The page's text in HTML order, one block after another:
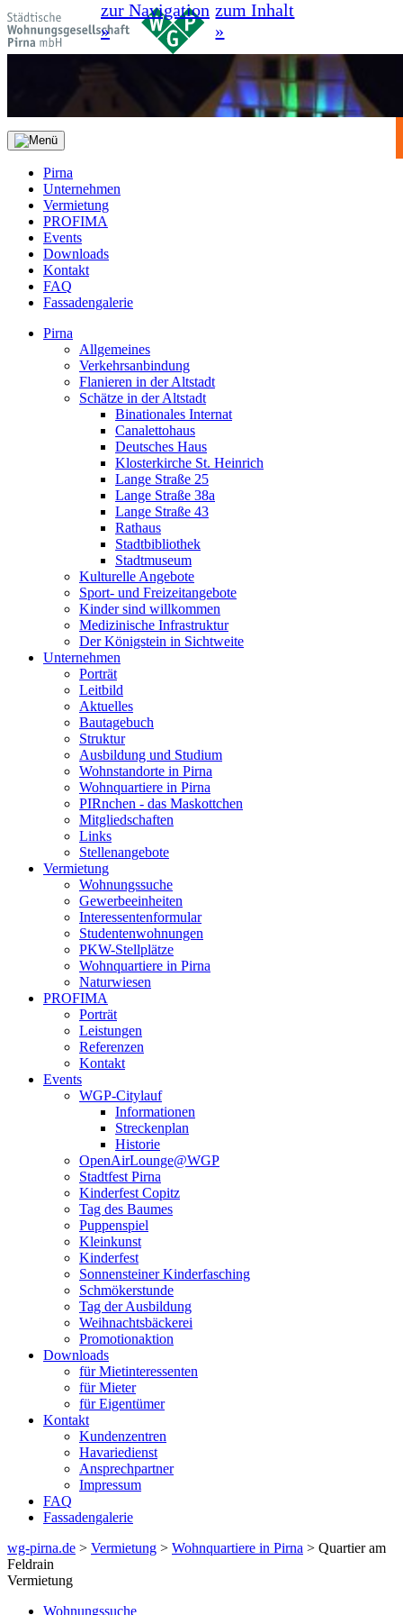
zur Navigation
»
zum Inhalt
»
Pirna
Unternehmen
Vermietung
PROFIMA
Events
Downloads
Kontakt
FAQ
Fassadengalerie
Pirna
Allgemeines
Verkehrsanbindung
Flanieren in der Altstadt
Schätze in der Altstadt
Binationales Internat
Canalettohaus
Deutsches Haus
Klosterkirche St. Heinrich
Lange Straße 25
Lange Straße 38a
Lange Straße 43
Rathaus
Stadtbibliothek
Stadtmuseum
Kulturelle Angebote
Sport- und Freizeitangebote
Kinder sind willkommen
Medizinische Infrastruktur
Der Königstein in Sichtweite
Unternehmen
Porträt
Leitbild
Aktuelles
Bautagebuch
Struktur
Ausbildung und Studium
Wohnstandorte in Pirna
Wohnquartiere in Pirna
PIRnchen - das Maskottchen
Mitgliedschaften
Links
Stellenangebote
Vermietung
Wohnungssuche
Gewerbeeinheiten
Interessentenformular
Studentenwohnungen
PKW-Stellplätze
Wohnquartiere in Pirna
Naturwiesen
PROFIMA
Porträt
Leistungen
Referenzen
Kontakt
Events
WGP-Citylauf
Informationen
Streckenplan
Historie
OpenAirLounge@WGP
Stadtfest Pirna
Kinderfest Copitz
Tag des Baumes
Puppenspiel
Kleinkunst
Kinderfest
Sonnensteiner Kinderfasching
Schmökerstunde
Tag der Ausbildung
Weihnachtsbäckerei
Promotionaktion
Downloads
für Mietinteressenten
für Mieter
für Eigentümer
Kontakt
Kundenzentren
Havariedienst
Ansprechpartner
Impressum
FAQ
Fassadengalerie
wg-pirna.de > Vermietung > Wohnquartiere in Pirna > Quartier am
Feldrain
Vermietung
Wohnungssuche